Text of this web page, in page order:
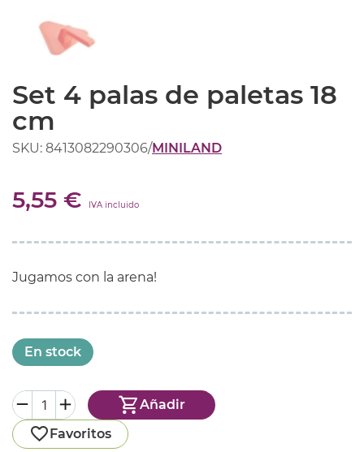
Set 4 palas de paletas 18
cm
SKU: 8413082290306/MINILAND
5,55 € IVA incluido
Jugamos con la arena!
En stock
Añadir
Favoritos